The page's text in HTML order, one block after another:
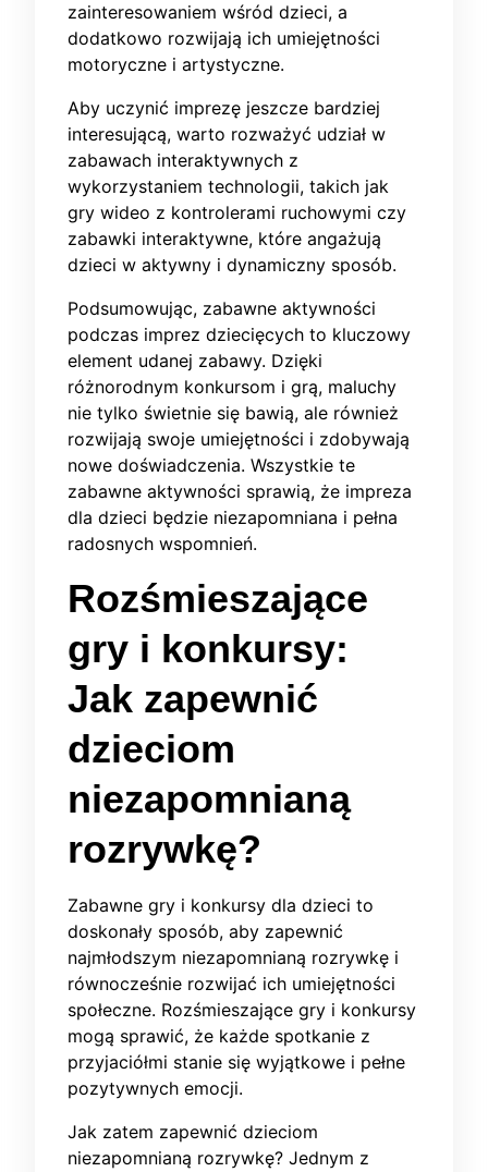
zainteresowaniem wśród dzieci, a
dodatkowo rozwijają ich umiejętności
motoryczne i artystyczne.
Aby uczynić imprezę jeszcze bardziej
interesującą, warto rozważyć udział w
zabawach interaktywnych z
wykorzystaniem technologii, takich jak
gry wideo z kontrolerami ruchowymi czy
zabawki interaktywne, które angażują
dzieci w aktywny i dynamiczny sposób.
Podsumowując, zabawne aktywności
podczas imprez dziecięcych to kluczowy
element udanej zabawy. Dzięki
różnorodnym konkursom i grą, maluchy
nie tylko świetnie się bawią, ale również
rozwijają swoje umiejętności i zdobywają
nowe doświadczenia. Wszystkie te
zabawne aktywności sprawią, że impreza
dla dzieci będzie niezapomniana i pełna
radosnych wspomnień.
Rozśmieszające
gry i konkursy:
Jak zapewnić
dzieciom
niezapomnianą
rozrywkę?
Zabawne gry i konkursy dla dzieci to
doskonały sposób, aby zapewnić
najmłodszym niezapomnianą rozrywkę i
równocześnie rozwijać ich umiejętności
społeczne. Rozśmieszające gry i konkursy
mogą sprawić, że każde spotkanie z
przyjaciółmi stanie się wyjątkowe i pełne
pozytywnych emocji.
Jak zatem zapewnić dzieciom
niezapomnianą rozrywkę? Jednym z